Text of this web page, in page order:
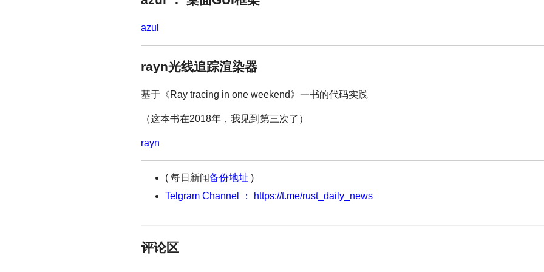
azul
rayn光线追踪渲染器
基于《Ray tracing in one weekend》一书的代码实践
（这本书在2018年，我见到第三次了）
rayn
( 每日新闻备份地址 )
Telgram Channel ： https://t.me/rust_daily_news
评论区